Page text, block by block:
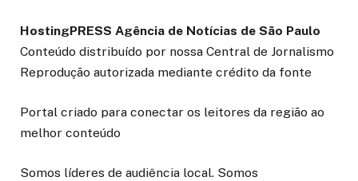
HostingPRESS Agência de Notícias de São Paulo
Conteúdo distribuído por nossa Central de Jornalismo
Reprodução autorizada mediante crédito da fonte
Portal criado para conectar os leitores da região ao
melhor conteúdo
Somos líderes de audiência local. Somos